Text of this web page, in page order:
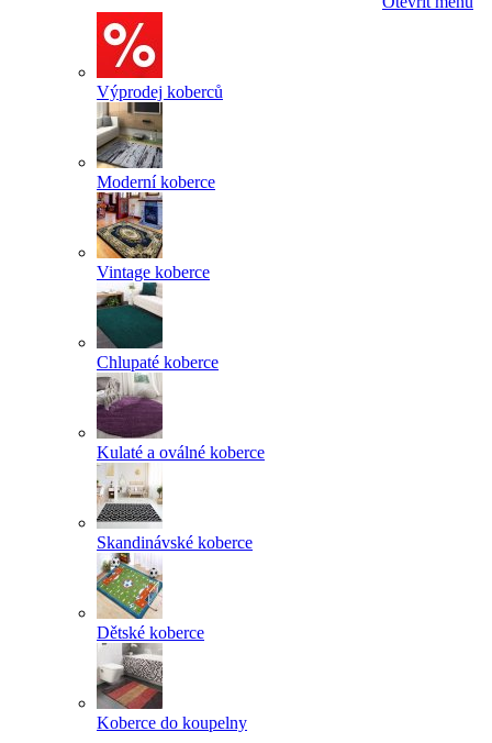
Výprodej koberců
Moderní koberce
Vintage koberce
Chlupaté koberce
Kulaté a oválné koberce
Skandinávské koberce
Dětské koberce
Koberce do koupelny